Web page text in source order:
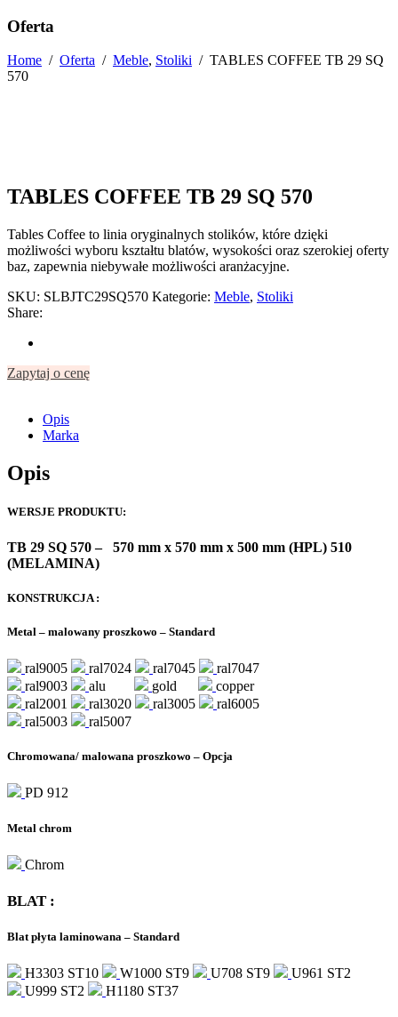
Oferta
Home / Oferta / Meble, Stoliki / TABLES COFFEE TB 29 SQ
570
TABLES COFFEE TB 29 SQ 570
Tables Coffee to linia oryginalnych stolików, które dzięki
możliwości wyboru kształtu blatów, wysokości oraz szerokiej oferty
baz, zapewnia niebywałe możliwości aranżacyjne.
SKU: SLBJTC29SQ570 Kategorie: Meble, Stoliki
Share:
Zapytaj o cenę
Opis
Marka
Opis
WERSJE PRODUKTU:
TB 29 SQ 570 –
570 mm x 570 mm x 500 mm (HPL) 510
(MELAMINA)
KONSTRUKCJA :
Metal – malowany proszkowo – Standard
ral9005 ral7024 ral7045
ral7047
ral9003
alu gold
copper
ral2001
ral3020 ral3005
ral6005
ral5003
ral5007
Chromowana/ malowana proszkowo – Opcja
PD 912
Metal chrom
Chrom
BLAT :
Blat płyta laminowana – Standard
H3303 ST10 W1000 ST9 U708 ST9
U961 ST2
U999 ST2
H1180 ST37